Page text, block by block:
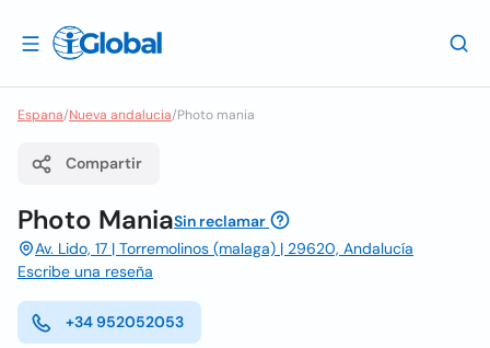
Espana/Nueva andalucia/Photo mania
Compartir
Photo ManiaSin reclamar
Av. Lido, 17 | Torremolinos (malaga) | 29620, Andalucía
Escribe una reseña
+34 952052053